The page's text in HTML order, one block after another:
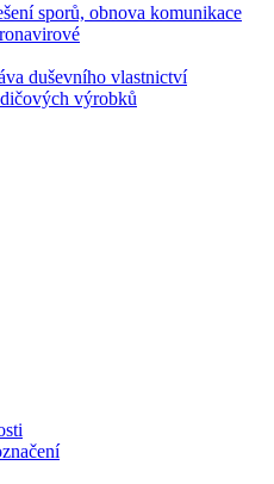
sporů, obnova komunikace
duševního vlastnictví
výrobků